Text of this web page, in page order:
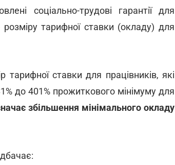
соціально-трудові гарантії для
розміру тарифної ставки (окладу) для
тарифної ставки для працівників, які
до 401% прожиткового мінімуму для
збільшення мінімального окладу